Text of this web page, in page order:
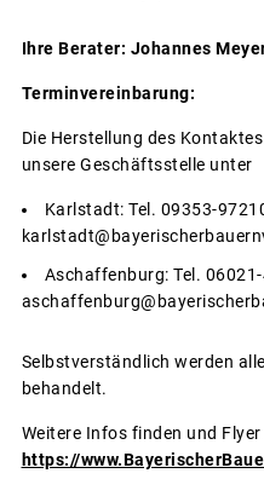
Ihre Berater: Johannes
Terminvereinbarung:
Die Herstellung des
unsere Geschäftsstelle unter
Karlstadt: Tel. 09353-
Aschaffenburg: Tel.
Selbstverständlich werden
behandelt.
Weitere Infos finden und
https://